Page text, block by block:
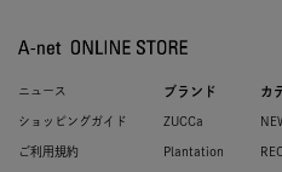
ニュース
ショッピングガイド
ご利用規約
ブランド
ZUCCa
Plantation
カ